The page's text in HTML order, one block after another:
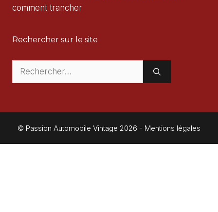
comment trancher
Rechercher sur le site
Rechercher :
© Passion Automobile Vintage 2026 - Mentions légales